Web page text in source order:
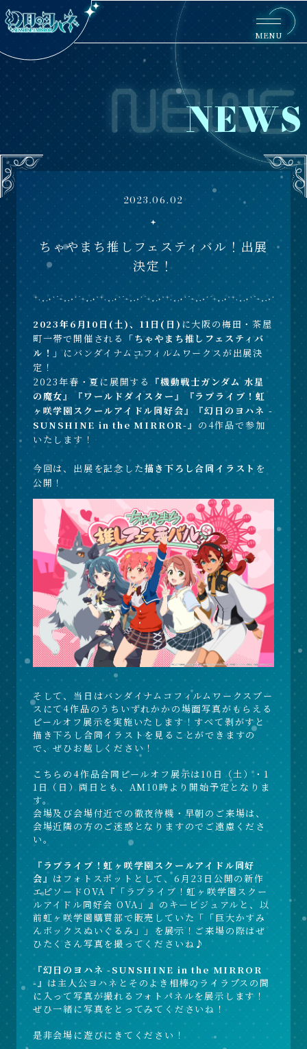
MENU
NEWS
2023.06.02
ちゃやまち推しフェスティバル！出展
決定！
2023年6月10日(土)、11日(日) に大阪の梅田・茶屋
町一帯で開催される
「ちゃやまち推しフェスティバ
ル！」にバンダイナムコフィルムワークスが出展決
定！
2023年春・夏に展開する
『機動戦士ガンダム 水星
の魔女』『ワールドダイスター』『ラブライブ！虹
ヶ咲学園スクールアイドル同好会』『幻日のヨハネ -
SUNSHINE in the MIRROR-』 の4作品で参加
いたします！
今回は、出展を記念した描き下ろし合同イラスト を
公開！
そして、当日はバンダイナムコフィルムワークスブー
スにて4作品のうちいずれかかの場面写真がもらえる
ピールオフ展示を実施いたします！すべて剥がすと
描き下ろし合同イラストを見ることができますの
で、ぜひお越しください！
こちらの4作品合同ピールオフ展示は10日（土）・1
1日（日）両日とも、AM10時より開始予定となりま
す。
会場及び会場付近での徹夜待機・早朝のご来場は、
会場近隣の方のご迷惑となりますのでご遠慮くださ
い。
『ラブライブ！虹ヶ咲学園スクールアイドル同好
会』 はフォトスポットとして、6月23日公開の新作
エピソードOVA『「ラブライブ！虹ヶ咲学園スクー
ルアイドル同好会 OVA」』のキービジュアルと、以
前虹ヶ咲学園購買部で販売していた「「巨大かすみ
んボックスぬいぐるみ」」を展示！ご来場の際はぜ
ひたくさん写真を撮ってくださいね♪
『幻日のヨハネ -SUNSHINE in the MIRROR
-』は主人公ヨハネとそのよき相棒のライラプスの間
に入って写真が撮れるフォトパネルを展示します！
ぜひ一緒に写真をとってみてくださいね！
是非会場に遊びにきてください！